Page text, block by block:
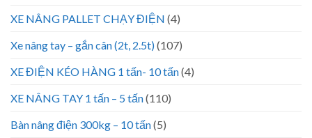
XE NÂNG PALLET CHẠY ĐIỆN (4)
Xe nâng tay – gắn cân (2t, 2.5t)(107)
XE ĐIỆN KÉO HÀNG 1 tấn- 10 tấn(4)
XE NÂNG TAY 1 tấn – 5 tấn(110)
Bàn nâng điện 300kg – 10 tấn(5)